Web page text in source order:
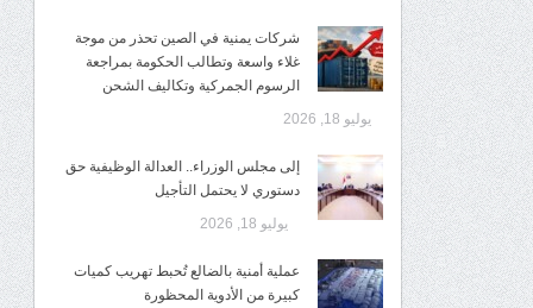
شركات يمنية في الصين تحذر من موجة
غلاء واسعة وتطالب الحكومة بمراجعة
الرسوم الجمركية وتكاليف الشحن
يوليو 18, 2026
إلى مجلس الوزراء.. العدالة الوظيفية حق
دستوري لا يحتمل التأجيل
يوليو 18, 2026
عملية أمنية بالضالع تُحبط تهريب كميات
كبيرة من الأدوية المحظورة